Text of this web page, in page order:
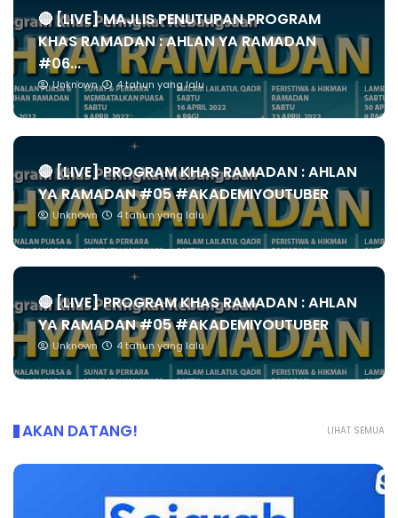
🔴 [LIVE] MAJLIS PENUTUPAN PROGRAM
KHAS RAMADAN : AHLAN YA RAMADAN
#06...
Unknown 4 tahun yang lalu
🔴 [LIVE] PROGRAM KHAS RAMADAN : AHLAN
YA RAMADAN #05 #AKADEMIYOUTUBER
Unknown 4 tahun yang lalu
🔴 [LIVE] PROGRAM KHAS RAMADAN : AHLAN
YA RAMADAN #05 #AKADEMIYOUTUBER
Unknown 4 tahun yang lalu
LIHAT SEMUA
AKAN DATANG!